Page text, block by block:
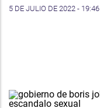
5 DE JULIO DE 2022 - 19:46